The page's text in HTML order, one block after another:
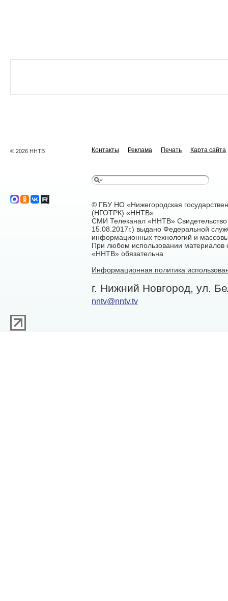
© 2026 ННТВ Контакты Реклама Печать Карта сайта
© ГБУ НО «Нижегородская
(НГОТРК) «ННТВ»
СМИ Телеканал «ННТВ»
15.08.2017г.) выдано Федеральной
информационных технологий и
При любом использовании материалов
«ННТВ» обязательна
Информационная политика
г. Нижний Новгород, ул.
nntv@nntv.tv